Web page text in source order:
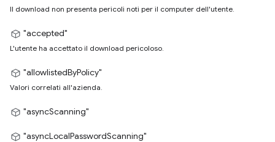
Il download non presenta pericoli noti per il computer dell'utente.
"accepted"
L'utente ha accettato il download pericoloso.
"allowlistedByPolicy"
Valori correlati all'azienda.
"asyncScanning"
"asyncLocalPasswordScanning"